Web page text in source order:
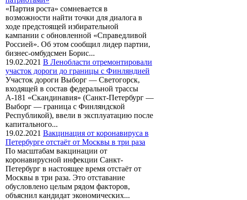
«Партия роста» сомневается в
возможности найти точки для диалога в
ходе предстоящей избирательной
кампании с обновленной «Справедливой
Россией». Об этом сообщил лидер партии,
бизнес-омбудсмен Борис...
19.02.2021 В Ленобласти отремонтировали
участок дороги до границы с Финляндией
Участок дороги Выборг — Светогорск,
входящей в состав федеральной трассы
А-181 «Скандинавия» (Санкт-Петербург —
Выборг — граница с Финляндской
Республикой), ввели в эксплуатацию после
капитального...
19.02.2021 Вакцинация от коронавируса в
Петербурге отстаёт от Москвы в три раза
По масштабам вакцинации от
коронавирусной инфекции Санкт-
Петербург в настоящее время отстаёт от
Москвы в три раза. Это отставание
обусловлено целым рядом факторов,
объяснил кандидат экономических...